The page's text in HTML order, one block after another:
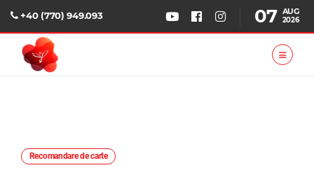
+40 (770) 949.093 07 AUG
2026
Recomandare de carte